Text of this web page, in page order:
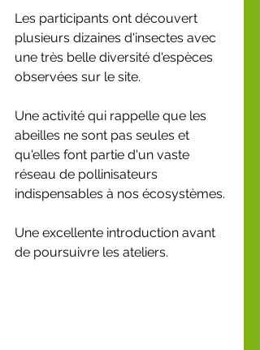
Les participants ont découvert
plusieurs dizaines d'insectes avec
une très belle diversité d'espèces
observées sur le site.
Une activité qui rappelle que les
abeilles ne sont pas seules et
qu'elles font partie d'un vaste
réseau de pollinisateurs
indispensables à nos écosystèmes.
Une excellente introduction avant
de poursuivre les ateliers.